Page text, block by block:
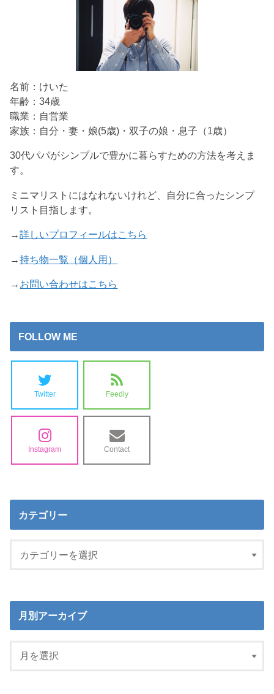
名前：けいた
年齢：34歳
職業：自営業
家族：自分・妻・娘(5歳)・双子の娘・息子（1歳）
30代パパがシンプルで豊かに暮らすための方法を考えま
す。
ミニマリストにはなれないけれど、自分に合ったシンプ
リスト目指します。
→詳しいプロフィールはこちら
→持ち物一覧（個人用）
→ お問い合わせはこちら
FOLLOW ME
Twitter Feedly
Instagram Contact
カテゴリー
月別アーカイブ